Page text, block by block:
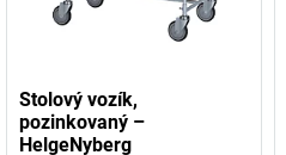
Stolový vozík,
pozinkovaný –
HelgeNyberg